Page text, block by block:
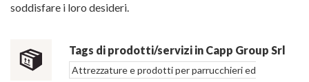
soddisfare i loro desideri.
Tags di prodotti/servizi in Capp Group Srl
Attrezzature e prodotti per parrucchieri ed